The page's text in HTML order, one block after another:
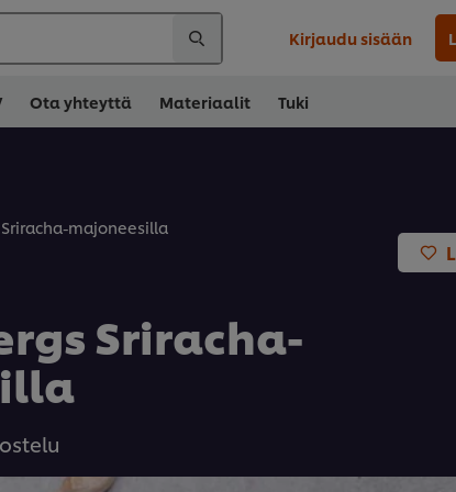
Kirjaudu sisään
Ota yhteyttä Materiaalit Tuki
Sriracha-majoneesilla
Sriracha-